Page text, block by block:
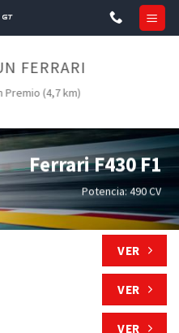
FERRARI
Premio (4,7 km)
Ferrari F430 F1
Potencia: 490 CV
VER
VER
VER